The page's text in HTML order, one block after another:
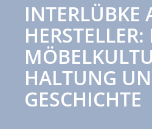
INTERLÜBKE
HALTUNG
GESCHICHTE